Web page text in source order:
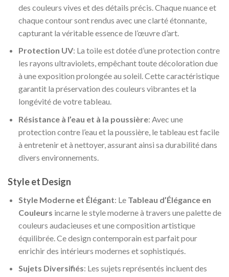
des couleurs vives et des détails précis. Chaque nuance et
chaque contour sont rendus avec une clarté étonnante,
capturant la véritable essence de l’œuvre d’art.
Protection UV: La toile est dotée d’une protection contre
les rayons ultraviolets, empêchant toute décoloration due
à une exposition prolongée au soleil. Cette caractéristique
garantit la préservation des couleurs vibrantes et la
longévité de votre tableau.
Résistance à l’eau et à la poussière: Avec une
protection contre l’eau et la poussière, le tableau est facile
à entretenir et à nettoyer, assurant ainsi sa durabilité dans
divers environnements.
Style et Design
Style Moderne et Élégant: Le Tableau d’Élégance en
Couleurs incarne le style moderne à travers une palette de
couleurs audacieuses et une composition artistique
équilibrée. Ce design contemporain est parfait pour
enrichir des intérieurs modernes et sophistiqués.
Sujets Diversifiés: Les sujets représentés incluent des